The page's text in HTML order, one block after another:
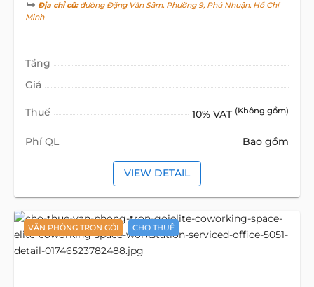
Địa chỉ cũ:đường Đặng Văn Sâm, Phường 9, Phú Nhuận, Hồ Chí
Minh
Tầng
Giá
Thuế 10% VAT (Không gồm)
Phí QL Bao gồm
VIEW DETAIL
VĂN PHÒNG TRỌN GÓI CHO THUÊ